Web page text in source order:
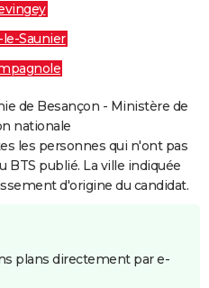
Saunier
de Besançon - Ministère de
nationale
les personnes qui n'ont pas
BTS publié. La ville indiquée
d'origine du candidat.
plans directement par e-